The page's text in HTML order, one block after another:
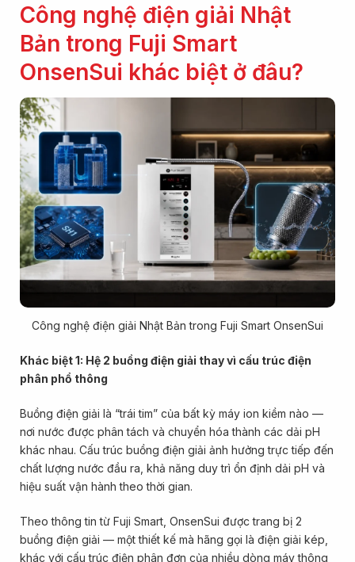
Công nghệ điện giải Nhật
Bản trong Fuji Smart
OnsenSui khác biệt ở đâu?
Công nghệ điện giải Nhật Bản trong Fuji Smart OnsenSui
Khác biệt 1: Hệ 2 buồng điện giải thay vì cấu trúc điện
phân phổ thông
Buồng điện giải là “trái tim” của bất kỳ máy ion kiềm nào —
nơi nước được phân tách và chuyển hóa thành các dải pH
khác nhau. Cấu trúc buồng điện giải ảnh hưởng trực tiếp đến
chất lượng nước đầu ra, khả năng duy trì ổn định dải pH và
hiệu suất vận hành theo thời gian.
Theo thông tin từ Fuji Smart, OnsenSui được trang bị 2
buồng điện giải — một thiết kế mà hãng gọi là điện giải kép,
khác với cấu trúc điện phân đơn của nhiều dòng máy thông